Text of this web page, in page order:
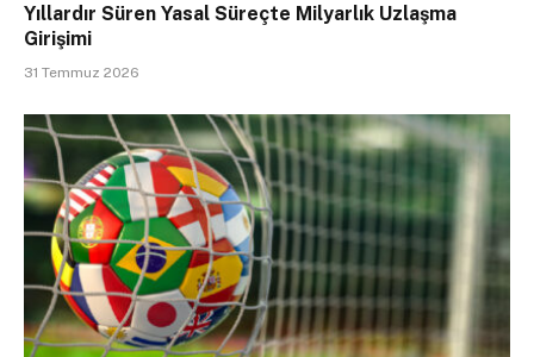
Yıllardır Süren Yasal Süreçte Milyarlık Uzlaşma
Girişimi
31 Temmuz 2026